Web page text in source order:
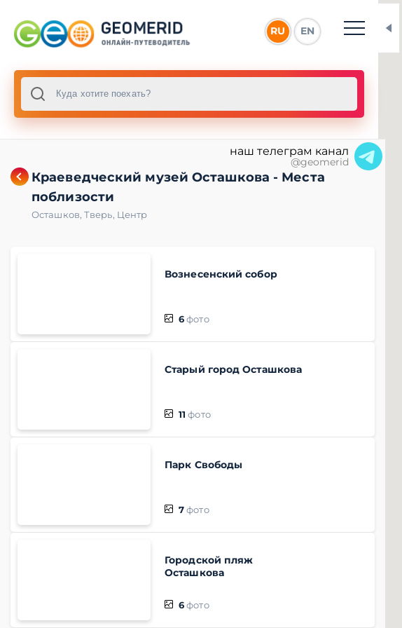
RU EN
наш телеграм канал
@geomerid
Краеведческий музей Осташкова - Места
поблизости
Осташков,Тверь, Центр
Вознесенский собор
6 фото
Старый город Осташкова
11 фото
Парк Свободы
7 фото
Городской пляж
Осташкова
6 фото